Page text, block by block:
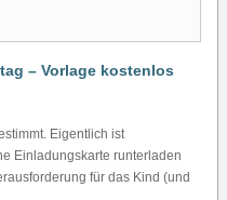
– Vorlage kostenlos
Eigentlich ist
Einladungskarte runterladen
für das Kind (und